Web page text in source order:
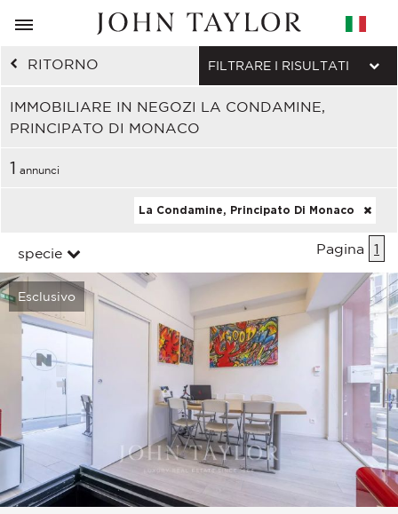
RITORNO
IMMOBILIARE IN NEGOZI LA CONDAMINE,
PRINCIPATO DI MONACO
FILTRARE I RISULTATI
1 annunci
La Condamine, Principato Di Monaco
specie Pagina 1
Esclusivo